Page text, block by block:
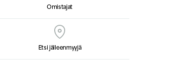
Omistajat
Etsi jälleenmyyjä